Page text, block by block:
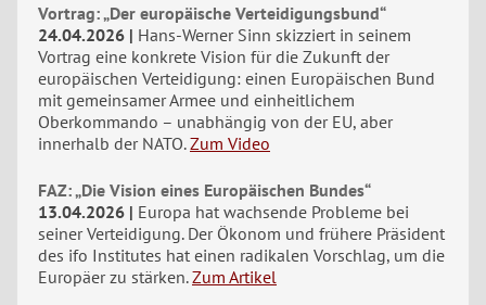
Vortrag: „Der europäische Verteidigungsbund“
24.04.2026
Hans-Werner Sinn skizziert in seinem
Vortrag eine konkrete Vision für die Zukunft der
europäischen Verteidigung: einen Europäischen Bund
mit gemeinsamer Armee und einheitlichem
Oberkommando – unabhängig von der EU, aber
innerhalb der NATO. Zum Video
FAZ: „Die Vision eines Europäischen Bundes“
13.04.2026
Europa hat wachsende Probleme bei
seiner Verteidigung. Der Ökonom und frühere Präsident
des ifo Institutes hat einen radikalen Vorschlag, um die
Europäer zu stärken. Zum Artikel